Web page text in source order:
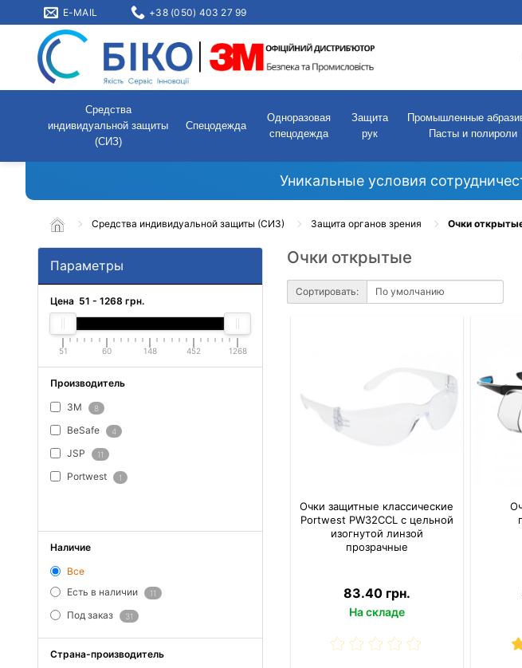
E-MAIL +38 (050) 403 27 99
Средства
индивидуальной защиты
(СИЗ)
Спецодежда
Одноразовая
спецодежда
Защита
рук
Промышленные
Пасты и полироли
Уникальные условия
Средства индивидуальной защиты (СИЗ) Защита органов зрения Очки
Параметры
Цена 51 - 1268 грн.
51 60 148 452 1268
Производитель
3M 8
BeSafe 4
JSP 11
Portwest 1
Наличие
Все
Есть в наличии
11
Под заказ 31
Страна-производитель
Очки открытые
Сортировать:
Очки защитные классические
Portwest PW32CCL с цельной
изогнутой линзой
прозрачные
83.40 грн.
На складе